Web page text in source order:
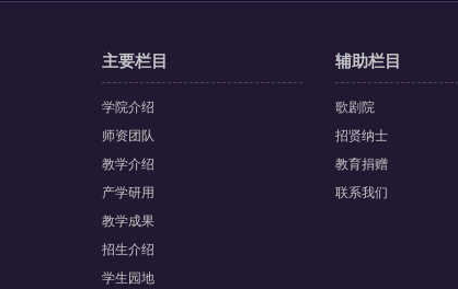
主要栏目
学院介绍
师资团队
教学介绍
产学研用
教学成果
招生介绍
学生园地
辅助栏目
歌剧院
招贤纳士
教育捐赠
联系我们